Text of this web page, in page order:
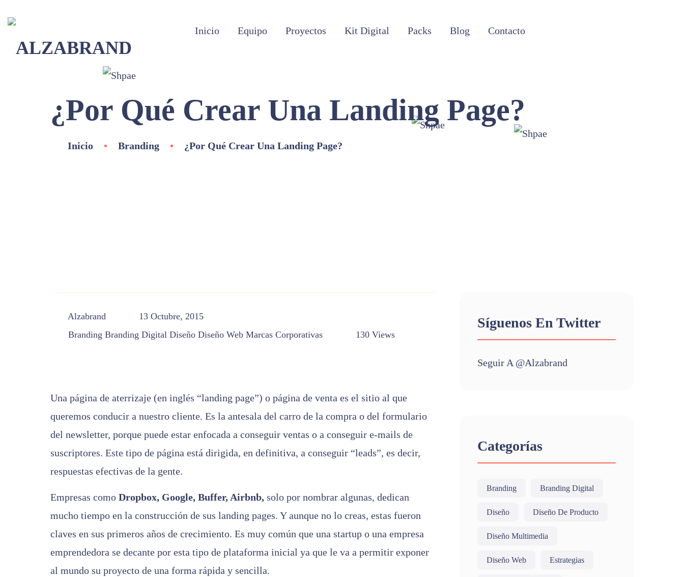
Inicio Equipo Proyectos Kit Digital Packs Blog Contacto
¿Por Qué Crear Una Landing Page?
Inicio • Branding • ¿Por Qué Crear Una Landing Page?
Alzabrand
13 Octubre, 2015
Branding Branding Digital Diseño Diseño Web Marcas Corporativas 130 Views
Una página de aterrizaje (en inglés “landing page”) o página de venta es el sitio al que
queremos conducir a nuestro cliente. Es la antesala del carro de la compra o del formulario
del newsletter, porque puede estar enfocada a conseguir ventas o a conseguir e-mails de
suscriptores. Este tipo de página está dirigida, en definitiva, a conseguir “leads”, es decir,
respuestas efectivas de la gente.
Empresas como Dropbox, Google, Buffer, Airbnb, solo por nombrar algunas, dedican
mucho tiempo en la construcción de sus landing pages. Y aunque no lo creas, estas fueron
claves en sus primeros años de crecimiento. Es muy común que una startup o una empresa
emprendedora se decante por esta tipo de plataforma inicial ya que le va a permitir exponer
al mundo su proyecto de una forma rápida y sencilla.
Síguenos En Twitter
Seguir A @alzabrand
Categorías
Branding Branding Digital
Diseño Diseño De Producto
Diseño Multimedia
Diseño Web Estrategias